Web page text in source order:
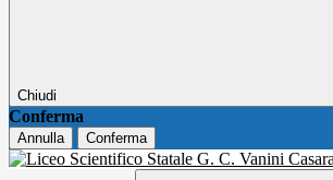
Chiudi
Conferma
Annulla Conferma